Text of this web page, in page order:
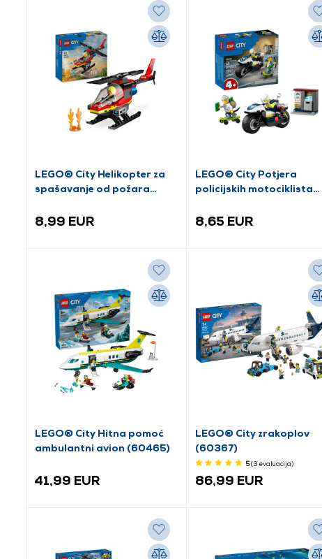
LEGO® City Helikopter za
spašavanje od požara
8,99 EUR
LEGO® City Potjera
policijskih motociklista
8,65 EUR
LEGO® City Hitna pomoć
ambulantni avion (60465)
41,99 EUR
LEGO® City zrakoplov
(60367)
5(3 evaluacija)
86,99 EUR